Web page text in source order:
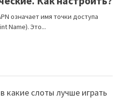
какие слоты лучше играть